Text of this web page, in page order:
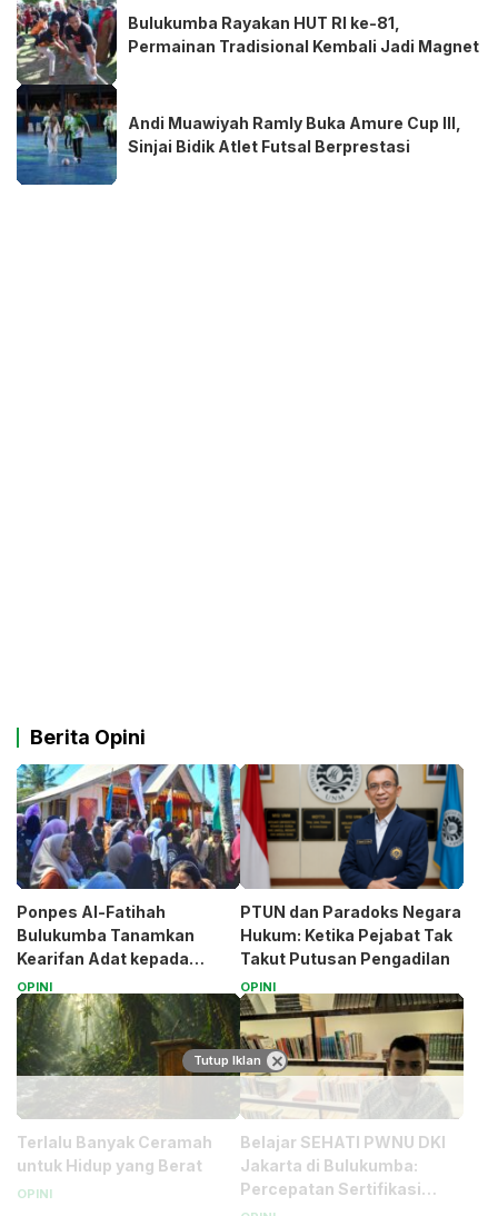
Bulukumba Rayakan HUT RI ke-81,
Permainan Tradisional Kembali Jadi Magnet
Andi Muawiyah Ramly Buka Amure Cup III,
Sinjai Bidik Atlet Futsal Berprestasi
Berita Opini
Ponpes Al-Fatihah
Bulukumba Tanamkan
Kearifan Adat kepada
Santri (Bagian 1)
OPINI
PTUN dan Paradoks Negara
Hukum: Ketika Pejabat Tak
Takut Putusan Pengadilan
OPINI
Terlalu Banyak Ceramah
untuk Hidup yang Berat
OPINI
Belajar SEHATI PWNU DKI
Jakarta di Bulukumba:
Percepatan Sertifikasi
Halal Bagi UMK
Tutup Iklan